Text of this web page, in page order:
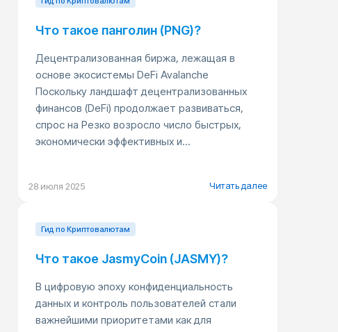
Что такое панголин (PNG)?
Децентрализованная биржа, лежащая в
основе экосистемы DeFi Avalanche
Поскольку ландшафт децентрализованных
финансов (DeFi) продолжает развиваться,
спрос на Резко возросло число быстрых,
экономически эффективных и...
28 июля 2025 Читать далее
Гид по Криптовалютам
Что такое JasmyCoin (JASMY)?
В цифровую эпоху конфиденциальность
данных и контроль пользователей стали
важнейшими приоритетами как для